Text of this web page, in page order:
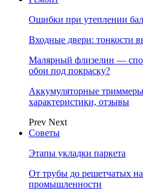
Ошибки при утеплении
Входные двери: тонкости
Малярный флизелин —
обои под покраску?
Аккумуляторные
характеристики, отзывы
Prev Next
Советы
Этапы укладки паркета
От трубы до решетчатых
промышленности